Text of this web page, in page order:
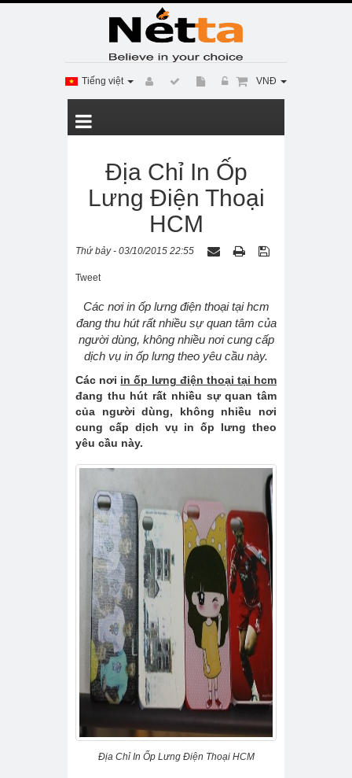
Tiếng việt VNĐ
Địa Chỉ In Ốp
Lưng Điện Thoại
HCM
Thứ bảy - 03/10/2015 22:55
Tweet
Các nơi in ốp lưng điện thoại tại hcm
đang thu hút rất nhiều sự quan tâm của
người dùng, không nhiều nơi cung cấp
dịch vụ in ốp lưng theo yêu cầu này.
Các nơi in ốp lưng điện thoại tại hcm
đang thu hút rất nhiều sự quan tâm
của người dùng, không nhiều nơi
cung cấp dịch vụ in ốp lưng theo
yêu cầu này.
Địa Chỉ In Ốp Lưng Điện Thoại HCM